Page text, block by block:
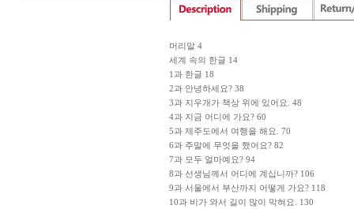
머리말 4
세계 속의 한글 14
1과 한글 18
2과 안녕하세요? 38
3과 지우개가 책상 위에 있어요. 48
4과 지금 어디에 가요? 60
5과 제주도에서 여행을 해요. 70
6과 주말에 무엇을 했어요? 82
7과 모두 얼마예요? 94
8과 선생님께서 어디에 계십니까? 106
9과 서울에서 부산까지 어떻게 가요? 118
10과 비가 와서 길이 많이 막혀요. 130